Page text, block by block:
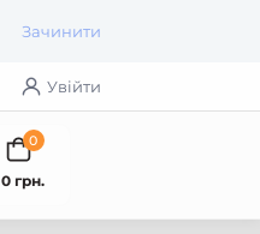
Зачинити
Увійти
0
0 грн.